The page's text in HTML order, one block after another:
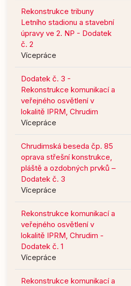
Rekonstrukce tribuny
Letního stadionu a stavební
úpravy ve 2. NP - Dodatek
č. 2
Vícepráce
Dodatek č. 3 -
Rekonstrukce komunikací a
veřejného osvětlení v
lokalitě IPRM, Chrudim
Vícepráce
Chrudimská beseda čp. 85
oprava střešní konstrukce,
pláště a ozdobných prvků –
Dodatek č. 3
Vícepráce
Rekonstrukce komunikací a
veřejného osvětlení v
lokalitě IPRM, Chrudim -
Dodatek č. 1
Vícepráce
Rekonstrukce komunikací a